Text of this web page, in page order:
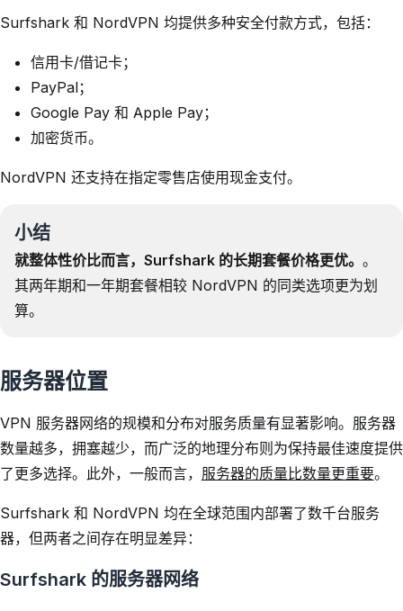
Surfshark 和 NordVPN 均提供多种安全付款方式，包括：
信用卡/借记卡；
PayPal；
Google Pay 和 Apple Pay；
加密货币。
NordVPN 还支持在指定零售店使用现金支付。
小结
就整体性价比而言，Surfshark 的长期套餐价格更优。 。
其两年期和一年期套餐相较 NordVPN 的同类选项更为划
算。
服务器位置
VPN 服务器网络的规模和分布对服务质量有显著影响。服务器
数量越多，拥塞越少，而广泛的地理分布则为保持最佳速度提供
了更多选择。此外，一般而言， 服务器的质量比数量更重要。
Surfshark 和 NordVPN 均在全球范围内部署了数千台服务
器，但两者之间存在明显差异：
Surfshark 的服务器网络